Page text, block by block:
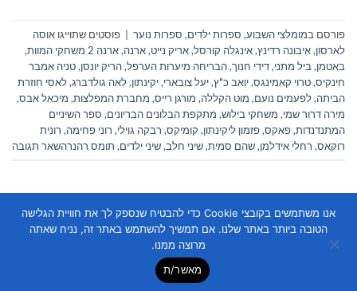
פורסם במומלצי השבוע, ספרות ילדים, ספרות נוער | פוסטים שתוייגו אוסה
לארסון,איבונה רדינץ,אינגלה קורסל,אריק נייט,ארנה,ארנה 2 משחקי המוות
,
באטמן, ביל מתני,דידי חנוך,הבריחה מיערות הערפל,הריק יונסן,טניה אמבר
חינקיס,טרוי קאמינגס,יואב כ"ץ,יעל צובארי,יקינתון,לאה גולדברג,לאסי חוזרת
הביתה,לפעמים נועם, מוט הקללה, מורגן רייס, מחברת המפלצות, מיכאל אבס,
מירה דרור שמי, משחקי בילוש, מתקפת הבלונים הבריונים, ספר השיניים
המתנדנדות,פאקס,פזמון ליקינתון, קומיקס, רבקה גוילי, רוני פחימה, רונית
רוקאס, רחלי אידלמן,שהם סמית,שיני חלב,שיני ילדים, תומס רהנרהשאר תגובה
Copyright 2026 ©Flatsome Theme
אנו משתמשים בקובצי Cookie כדי להבטיח שנספק לך את חוויית הגלישה
הטובה ביותר באתר שלנו. אם תמשיך להשתמש באתר זה, נניח שאתה
מרוצה ממנו.
מאשר/ת